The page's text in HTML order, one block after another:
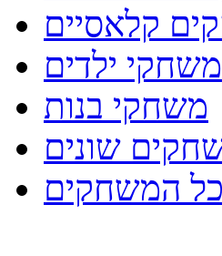
קלאסיים
משחקי ילדים
משחקי בנות
שונים
כל המשחקים